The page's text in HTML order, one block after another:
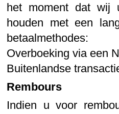
het moment dat wij
houden met een
betaalmethodes:
Overboeking via een
Buitenlandse
Rembours
Indien u voor